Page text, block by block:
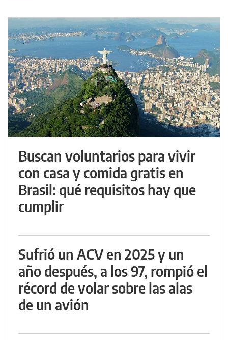
Buscan voluntarios para vivir
con casa y comida gratis en
Brasil: qué requisitos hay que
cumplir
Sufrió un ACV en 2025 y un
año después, a los 97, rompió el
récord de volar sobre las alas
de un avión